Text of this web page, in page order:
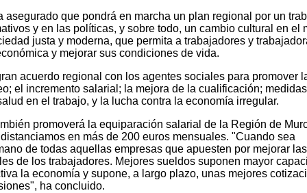
que pondrá en marcha un plan regional por un
y en las políticas, y sobre todo, un cambio cultural en el
justa y moderna, que permita a trabajadores y
y mejorar sus condiciones de vida.
acuerdo regional con los agentes sociales para promover
el incremento salarial; la mejora de la cualificación;
en el trabajo, y la lucha contra la economía irregular.
promoverá la equiparación salarial de la Región de
en más de 200 euros mensuales. "Cuando sea
de todas aquellas empresas que apuesten por mejorar las
de los trabajadores. Mejores sueldos suponen mayor
la economía y supone, a largo plazo, unas mejores
ha concluido.